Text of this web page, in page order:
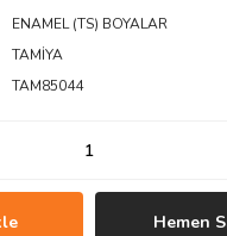
ENAMEL (TS) BOYALAR
TAMİYA
TAM85044
Hemen